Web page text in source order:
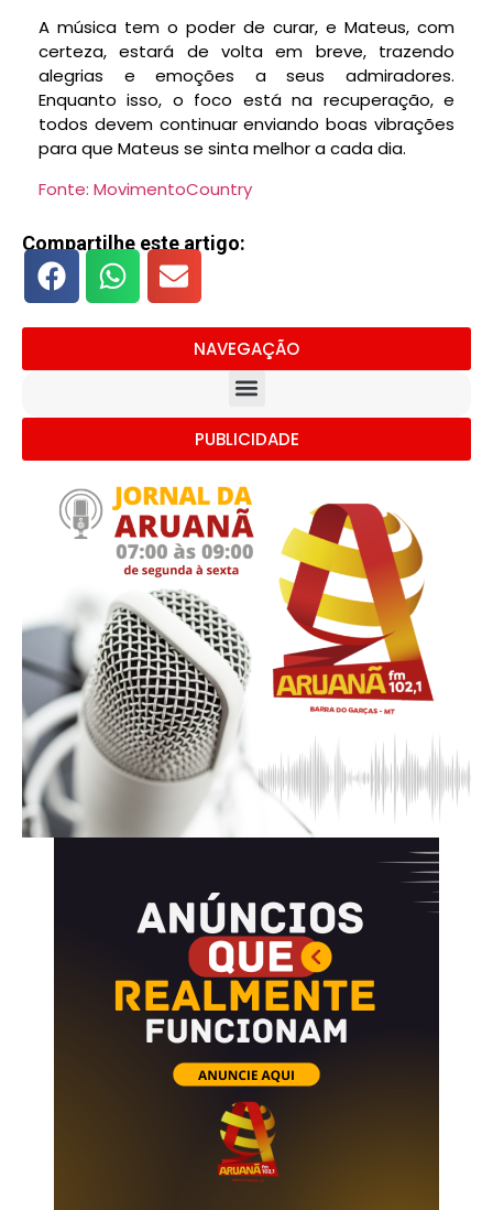
A música tem o poder de curar, e Mateus, com
certeza, estará de volta em breve, trazendo
alegrias e emoções a seus admiradores.
Enquanto isso, o foco está na recuperação, e
todos devem continuar enviando boas vibrações
para que Mateus se sinta melhor a cada dia.
Fonte: MovimentoCountry
Compartilhe este artigo:
NAVEGAÇÃO
PUBLICIDADE